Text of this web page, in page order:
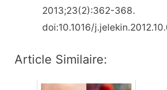
2013;23(2):362-368.
doi:10.1016/
Article Similaire: